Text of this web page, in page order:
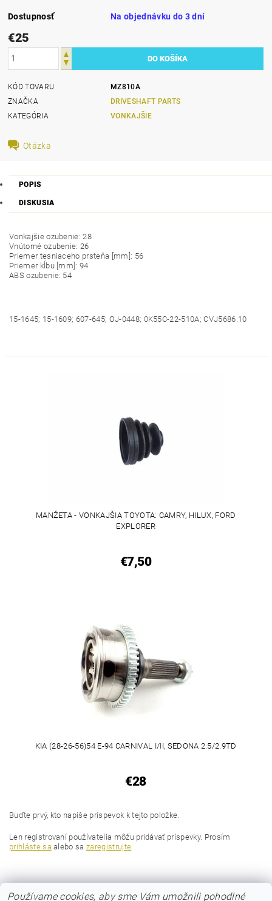
Dostupnosť Na objednávku do 3 dní
€25
KÓD TOVARU
MZ810A
ZNAČKA
DRIVESHAFT PARTS
KATEGÓRIA
VONKAJŠIE
Otázka
POPIS
DISKUSIA
Vonkajšie ozubenie: 28
Vnútorné ozubenie: 26
Priemer tesniaceho prsteňa [mm]: 56
Priemer kĺbu [mm]: 94
ABS ozubenie: 54
15-1645; 15-1609; 607-645; OJ-0448; 0K55C-22-510A; CVJ5686.10
MANŽETA - VONKAJŠIA TOYOTA: CAMRY, HILUX, FORD
EXPLORER
€7,50
KIA (28-26-56)54 E-94 CARNIVAL I/II, SEDONA 2.5/2.9TD
€28
Buďte prvý, kto napíše príspevok k tejto položke.
Len registrovaní používatelia môžu pridávať príspevky. Prosím
prihláste sa alebo sazaregistrujte.
Používame cookies, aby sme Vám umožnili pohodlné